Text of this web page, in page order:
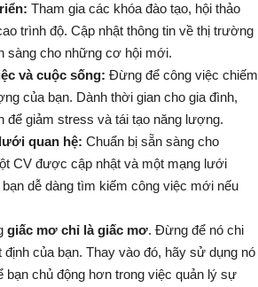
Tham gia các khóa đào tạo, hội thảo
trình độ. Cập nhật thông tin về thị trường
sàng cho những cơ hội mới.
và cuộc sống: Đừng để công việc chiếm
của bạn. Dành thời gian cho gia đình,
để giảm stress và tái tạo năng lượng.
quan hệ: Chuẩn bị sẵn sàng cho
CV được cập nhật và một mạng lưới
dễ dàng tìm kiếm công việc mới nếu
giấc mơ chỉ là giấc mơ. Đừng để nó chi
của bạn. Thay vào đó, hãy sử dụng nó
bạn chủ động hơn trong việc quản lý sự